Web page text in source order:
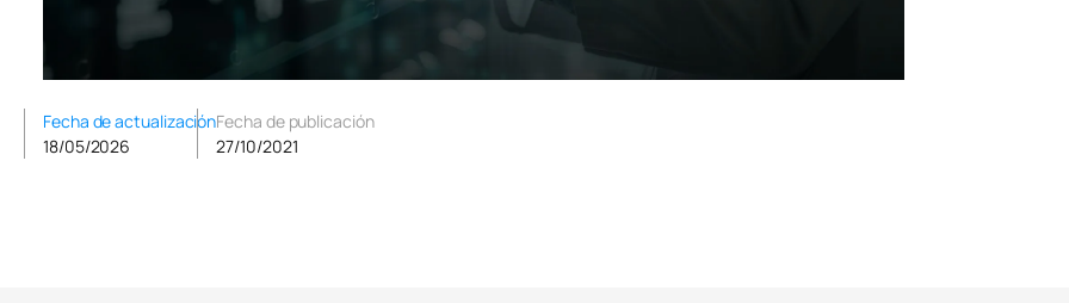
Fecha de actualización
18/05/2026
Fecha de publicación
27/10/2021